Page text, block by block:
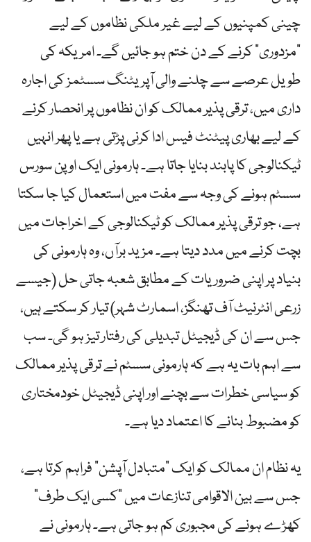
چینی کمپنیوں کے لیے غیر ملکی نظاموں کے لیے
“مزدوری” کرنے کے دن ختم ہو جائیں گے۔ امریکہ کی
طویل عرصے سے چلنے والی آپریٹنگ سسٹمز کی اجارہ
داری میں، ترقی پذیر ممالک کو ان نظاموں پر انحصار کرنے
کے لیے بھاری پیٹنٹ فیس ادا کرنی پڑتی ہے یا پھر انہیں
ٹیکنالوجی کا پابند بنایا جاتا ہے۔ ہارمونی ایک اوپن سورس
سسٹم ہونے کی وجہ سے مفت میں استعمال کیا جا سکتا
ہے، جو ترقی پذیر ممالک کو ٹیکنالوجی کے اخراجات میں
بچت کرنے میں مدد دیتا ہے۔ مزید برآں، وہ ہارمونی کی
بنیاد پر اپنی ضروریات کے مطابق شعبہ جاتی حل (جیسے
زرعی انٹرنیٹ آف تھنگز، اسمارٹ شہر) تیار کر سکتے ہیں،
جس سے ان کی ڈیجیٹل تبدیلی کی رفتار تیز ہو گی۔ سب
سے اہم بات یہ ہے کہ ہارمونی سسٹم نے ترقی پذیر ممالک
کو سیاسی خطرات سے بچنے اور اپنی ڈیجیٹل خودمختاری
کو مضبوط بنانے کا اعتماد دیا ہے۔
یہ نظام ان ممالک کو ایک “متبادل آپشن” فراہم کرتا ہے،
جس سے بین الاقوامی تنازعات میں “کسی ایک طرف”
کھڑے ہونے کی مجبوری کم ہو جاتی ہے۔ ہارمونی نے